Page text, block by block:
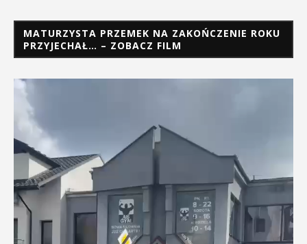
MATURZYSTA PRZEMEK NA ZAKOŃCZENIE ROKU
PRZYJECHAŁ… – ZOBACZ FILM
Odtwarzacz